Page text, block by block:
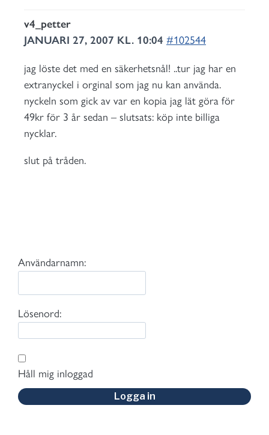
v4_petter
JANUARI 27, 2007 KL. 10:04 #102544
jag löste det med en säkerhetsnål! ..tur jag har en
extranyckel i orginal som jag nu kan använda.
nyckeln som gick av var en kopia jag lät göra för
49kr för 3 år sedan – slutsats: köp inte billiga
nycklar.
slut på tråden.
Användarnamn:
Lösenord:
Håll mig inloggad
Logga in